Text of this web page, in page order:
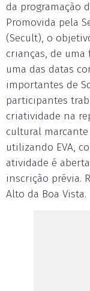
da programação
Promovida pela
(Secult), o
crianças, de
uma das datas
importantes de
participantes
criatividade na
cultural
utilizando EVA,
atividade é
inscrição prévia.
Alto da Boa Vista.